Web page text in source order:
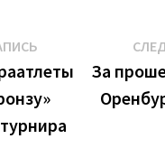
Предыдущая
запись:
За